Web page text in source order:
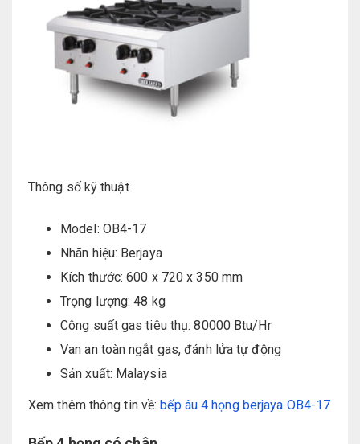
Thông số kỹ thuật
Model: OB4-17
Nhãn hiệu: Berjaya
Kích thước: 600 x 720 x 350 mm
Trọng lượng: 48 kg
Công suất gas tiêu thụ: 80000 Btu/Hr
Van an toàn ngắt gas, đánh lửa tự động
Sản xuất: Malaysia
Xem thêm thông tin về:bếp âu 4 họng berjaya OB4-17